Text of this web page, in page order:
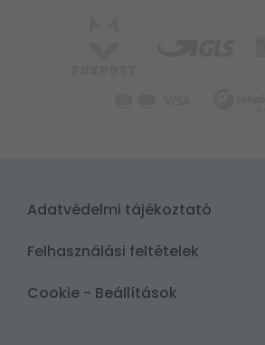
Adatvédelmi tájékoztató
Felhasználási feltételek
Cookie - Beállítások